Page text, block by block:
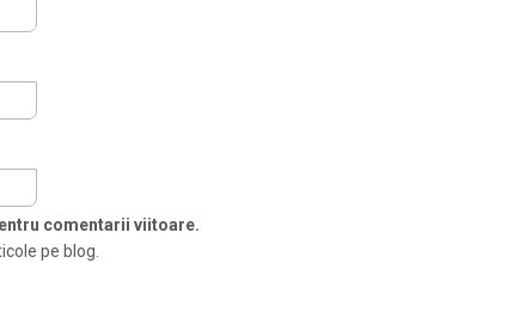
comentarii viitoare.
pe blog.